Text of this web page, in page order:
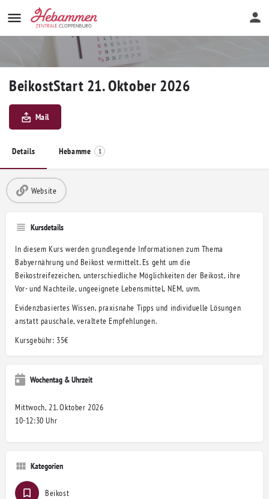
BeikostStart 21. Oktober 2026
Mail
Details Hebamme 1
Website
Kursdetails
In diesem Kurs werden grundlegende Informationen zum Thema
Babyernährung und Beikost vermittelt. Es geht um die
Beikostreifezeichen, unterschiedliche Möglichkeiten der Beikost, ihre
Vor- und Nachteile, ungeeignete Lebensmittel, NEM, uvm.
Evidenzbasiertes Wissen, praxisnahe Tipps und individuelle Lösungen
anstatt pauschale, veraltete Empfehlungen.
Kursgebühr: 35€
Wochentag & Uhrzeit
Mittwoch, 21. Oktober 2026
10-12:30 Uhr
Kategorien
Beikost